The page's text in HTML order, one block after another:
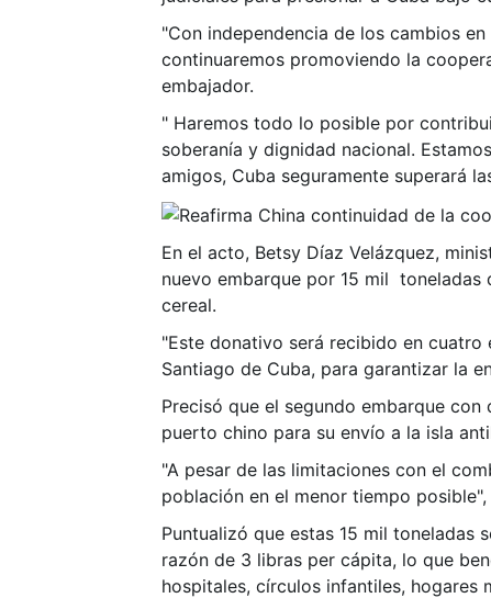
"Con independencia de los cambios
continuaremos promoviendo la
embajador.
" Haremos todo lo posible por
soberanía y dignidad nacional.
amigos, Cuba seguramente superará
En el acto, Betsy Díaz Velázquez,
nuevo embarque por 15 mil
cereal.
"Este donativo será recibido en
Santiago de Cuba, para garantizar la
Precisó que el segundo embarque
puerto chino para su envío a la isla
"A pesar de las limitaciones con el
población en el menor tiempo
Puntualizó que estas 15 mil toneladas
razón de 3 libras per cápita, lo que
hospitales, círculos infantiles, hogares